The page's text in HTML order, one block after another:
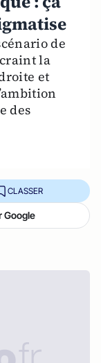
de
craint la
et
des
CLASSER
Google